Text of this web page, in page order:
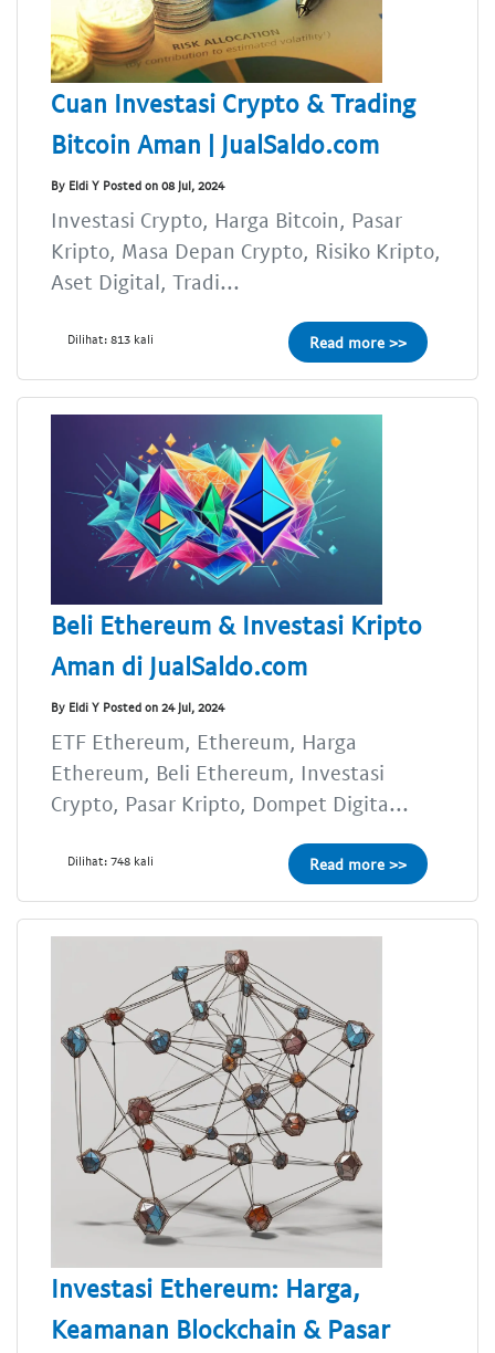
Cuan Investasi Crypto & Trading
Bitcoin Aman | JualSaldo.com
By Eldi Y Posted on 08 Jul, 2024
Investasi Crypto, Harga Bitcoin, Pasar
Kripto, Masa Depan Crypto, Risiko Kripto,
Aset Digital, Tradi...
Dilihat: 813 kali Read more >>
Beli Ethereum & Investasi Kripto
Aman di JualSaldo.com
By Eldi Y Posted on 24 Jul, 2024
ETF Ethereum, Ethereum, Harga
Ethereum, Beli Ethereum, Investasi
Crypto, Pasar Kripto, Dompet Digita...
Dilihat: 748 kali Read more >>
Investasi Ethereum: Harga,
Keamanan Blockchain & Pasar